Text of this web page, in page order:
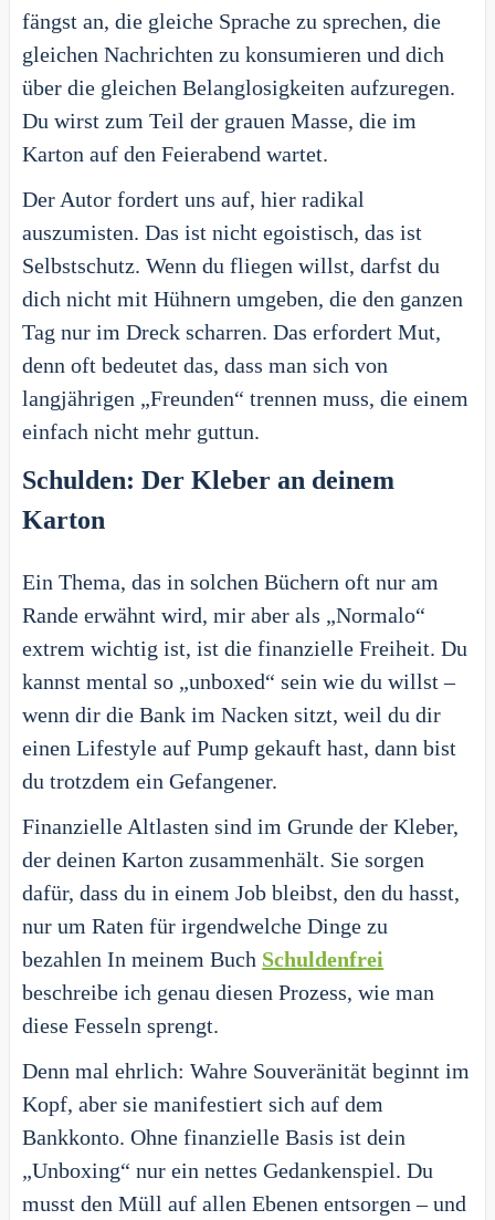
fängst an, die gleiche Sprache zu sprechen, die
gleichen Nachrichten zu konsumieren und dich
über die gleichen Belanglosigkeiten aufzuregen.
Du wirst zum Teil der grauen Masse, die im
Karton auf den Feierabend wartet.
Der Autor fordert uns auf, hier radikal
auszumisten. Das ist nicht egoistisch, das ist
Selbstschutz. Wenn du fliegen willst, darfst du
dich nicht mit Hühnern umgeben, die den ganzen
Tag nur im Dreck scharren. Das erfordert Mut,
denn oft bedeutet das, dass man sich von
langjährigen „Freunden“ trennen muss, die einem
einfach nicht mehr guttun.
Schulden: Der Kleber an deinem
Karton
Ein Thema, das in solchen Büchern oft nur am
Rande erwähnt wird, mir aber als „Normalo“
extrem wichtig ist, ist die finanzielle Freiheit. Du
kannst mental so „unboxed“ sein wie du willst –
wenn dir die Bank im Nacken sitzt, weil du dir
einen Lifestyle auf Pump gekauft hast, dann bist
du trotzdem ein Gefangener.
Finanzielle Altlasten sind im Grunde der Kleber,
der deinen Karton zusammenhält. Sie sorgen
dafür, dass du in einem Job bleibst, den du hasst,
nur um Raten für irgendwelche Dinge zu
bezahlen In meinem Buch Schuldenfrei
beschreibe ich genau diesen Prozess, wie man
diese Fesseln sprengt.
Denn mal ehrlich: Wahre Souveränität beginnt im
Kopf, aber sie manifestiert sich auf dem
Bankkonto. Ohne finanzielle Basis ist dein
„Unboxing“ nur ein nettes Gedankenspiel. Du
musst den Müll auf allen Ebenen entsorgen – und